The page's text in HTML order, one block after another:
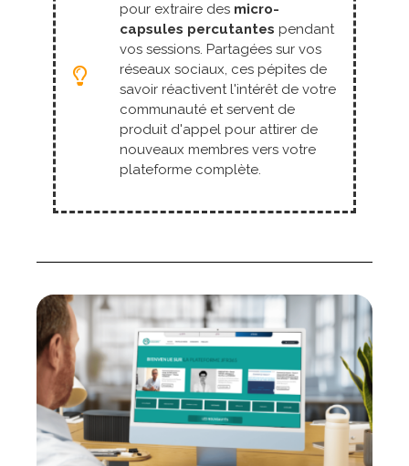
pour extraire des micro-
capsules percutantes pendant
vos sessions. Partagées sur vos
réseaux sociaux, ces pépites de
savoir réactivent l'intérêt de votre
communauté et servent de
produit d'appel pour attirer de
nouveaux membres vers votre
plateforme complète.